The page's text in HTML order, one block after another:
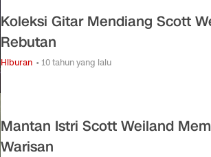
Koleksi Gitar Mendiang Scott
Rebutan
Hiburan • 10 tahun yang lalu
Mantan Istri Scott Weiland
Warisan